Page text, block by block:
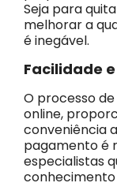
Seja para
melhorar a
é inegável.
Facilidade
O processo
online,
conveniência
pagamento é
especialistas